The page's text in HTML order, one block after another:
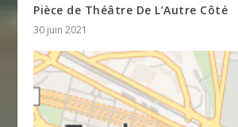
Pièce de Théâtre De L’Autre Côté
30 juin 2021